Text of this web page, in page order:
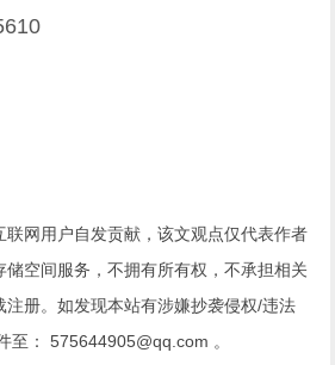
联网用户自发贡献，该文观点仅代表作者
空间服务，不拥有所有权，不承担相关
注册。如发现本站有涉嫌抄袭侵权/违法
至： 575644905@qq.com 。